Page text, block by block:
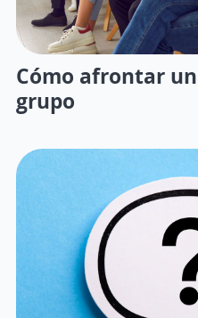
Cómo afrontar
grupo